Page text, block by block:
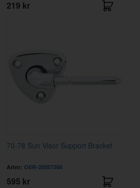
219 kr
70-78 Sun Visor Support Bracket
Artnr: OER-20057366
595 kr